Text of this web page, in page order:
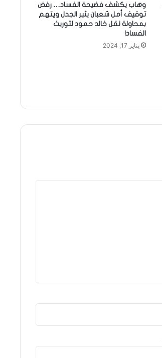
وهاب يكشف فضيحة الفساد… رفض
توقيف أمل شعبان يثير الجدل ويتهم
بمحاولة نقل خالد حمود لتوريث
الفساد!
يناير 17, 2024